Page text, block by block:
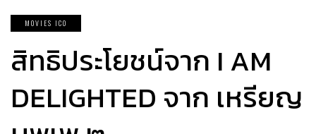
MOVIES ICO
สิทธิประโยชน์จาก I AM
DELIGHTED จาก เหรียญ